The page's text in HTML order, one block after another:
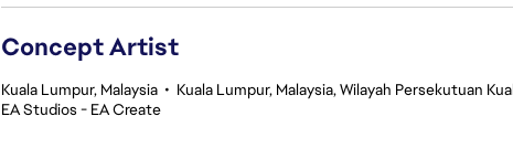
Concept Artist
Kuala Lumpur, Malaysia • Kuala Lumpur, Malaysia, Wilayah Persekutuan
EA Studios - EA Create